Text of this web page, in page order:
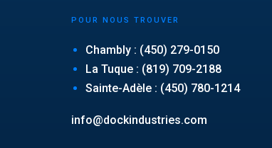
POUR NOUS TROUVER
Chambly : (450) 279-0150
La Tuque : (819) 709-2188
Sainte-Adèle : (450) 780-1214
info@dockindustries.com